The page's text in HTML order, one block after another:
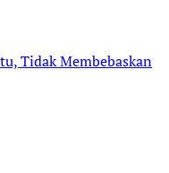
Tidak Membebaskan